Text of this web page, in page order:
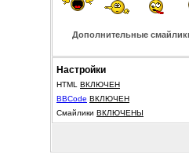
Дополнительные
Настройки
HTML ВКЛЮЧЕН
BBCode ВКЛЮЧЕН
Смайлики ВКЛЮЧЕНЫ